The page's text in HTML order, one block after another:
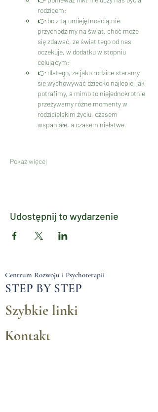
rodzicem;
👉 bo z tą umiejętnością nie
przychodzimy na świat, choć może
się zdawać, że świat tego od nas
oczekuje, w dodatku w stopniu
celującym;
👉 dlatego, że jako rodzice staramy
się wychowywać dziecko najlepiej jak
potrafimy, a mimo to niejednokrotnie
przeżywamy różne momenty w
rodzicielskim życiu, czasem
wspaniałe, a czasem niełatwe.
Pokaż więcej
Udostępnij to wydarzenie
Centrum Rozwoju i Psychoterapii
STEP BY STEP
Szybkie linki
Kontakt